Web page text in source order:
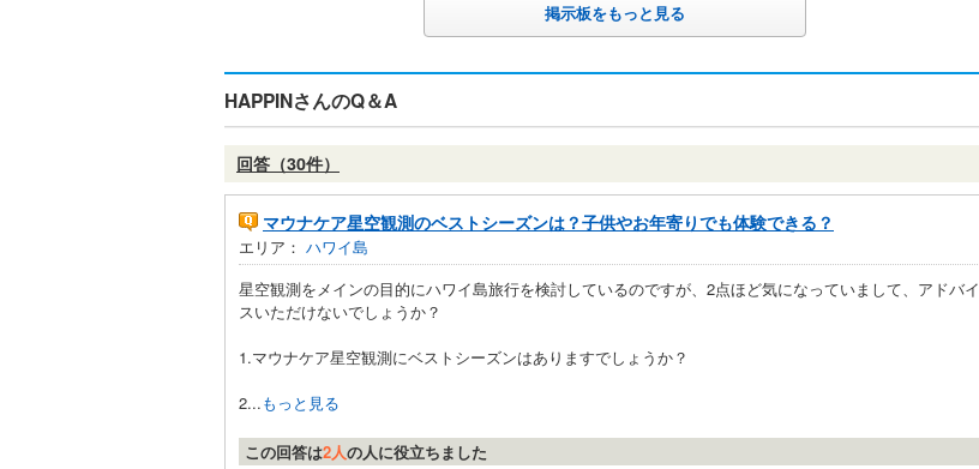
掲示板をもっと見る
HAPPINさんのQ＆A
回答（30件）
マウナケア星空観測のベストシーズンは？子供やお年寄りでも体験できる？
エリア： ハワイ島
星空観測をメインの目的にハワイ島旅行を検討しているのですが、2点ほど気になっていまして、アドバイ
スいただけないでしょうか？
1.マウナケア星空観測にベストシーズンはありますでしょうか？
2...もっと見る
この回答は2人の人に役立ちました